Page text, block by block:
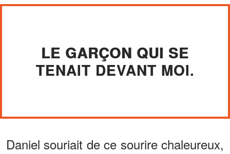
LE GARÇON QUI SE
TENAIT DEVANT MOI.
Daniel souriait de ce sourire chaleureux,